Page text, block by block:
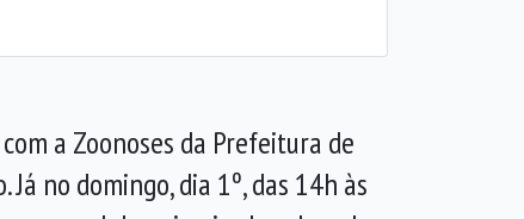
a Zoonoses da Prefeitura de
no domingo, dia 1º, das 14h às